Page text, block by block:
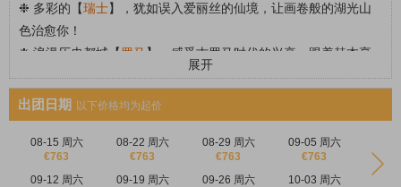
❉ 多彩的【瑞士】，犹如误入爱丽丝的仙境，让画卷般的湖光山
色治愈你！
❉ 浪漫历史都城【罗马 】，感受古罗马时代的兴衰，跟着赫本享
受《罗马假日》。
展开
出团日期 以下价格均为起价
08-15 周六
€763
08-22 周六
€763
08-29 周六
€763
09-05 周六
€763
09-12 周六
09-19 周六
09-26 周六
10-03 周六